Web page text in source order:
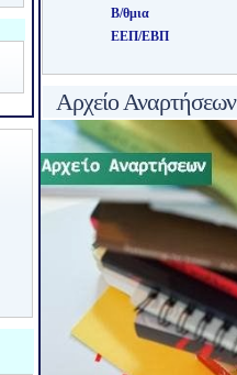
Β/θμια
ΕΕΠ/ΕΒΠ
Αρχείο Αναρτήσεων